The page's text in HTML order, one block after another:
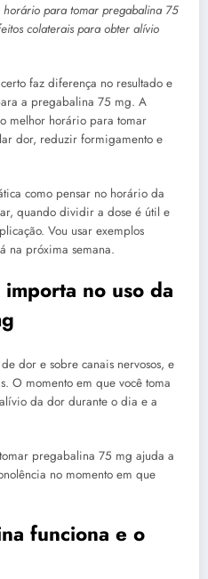
para tomar pregabalina 75
colaterais para obter alívio
faz diferença no resultado e
a pregabalina 75 mg. A
melhor horário para tomar
dor, reduzir formigamento e
como pensar no horário da
quando dividir a dose é útil e
Vou usar exemplos
na próxima semana.
no uso da
dor e sobre canais nervosos, e
O momento em que você toma
da dor durante o dia e a
pregabalina 75 mg ajuda a
no momento em que
funciona e o